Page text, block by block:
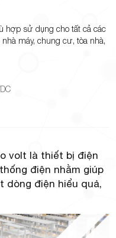
hợp sử dụng cho tất cả các
máy, chung cư, tòa nhà,
volt là thiết bị điện
điện nhằm giúp
dòng điện hiểu quả,